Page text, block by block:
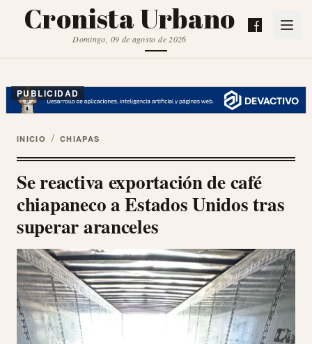
Cronista Urbano
Domingo, 09 de agosto de 2026
PUBLICIDAD
INICIO / CHIAPAS
Se reactiva exportación de café
chiapaneco a Estados Unidos tras
superar aranceles